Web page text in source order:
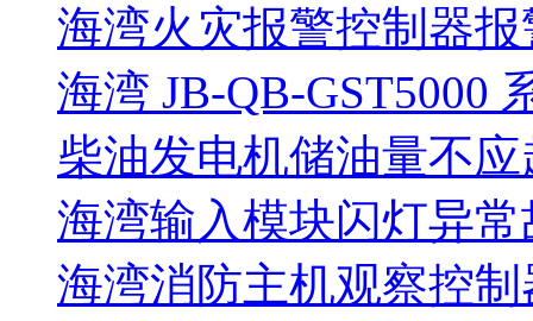
海湾火灾报警控制器报
海湾 JB-QB-GST5000
柴油发电机储油量不应
海湾输入模块闪灯异
海湾消防主机观察控制